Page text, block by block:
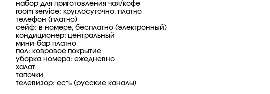
набор для приготовления чая/кофе
room service: круглосуточно, платно
телефон (платно)
сейф: в номере, бесплатно (электронный)
кондиционер: центральный
мини-бар платно
пол: ковровое покрытие
уборка номера: ежедневно
халат
тапочки
телевизор: есть (русские каналы)